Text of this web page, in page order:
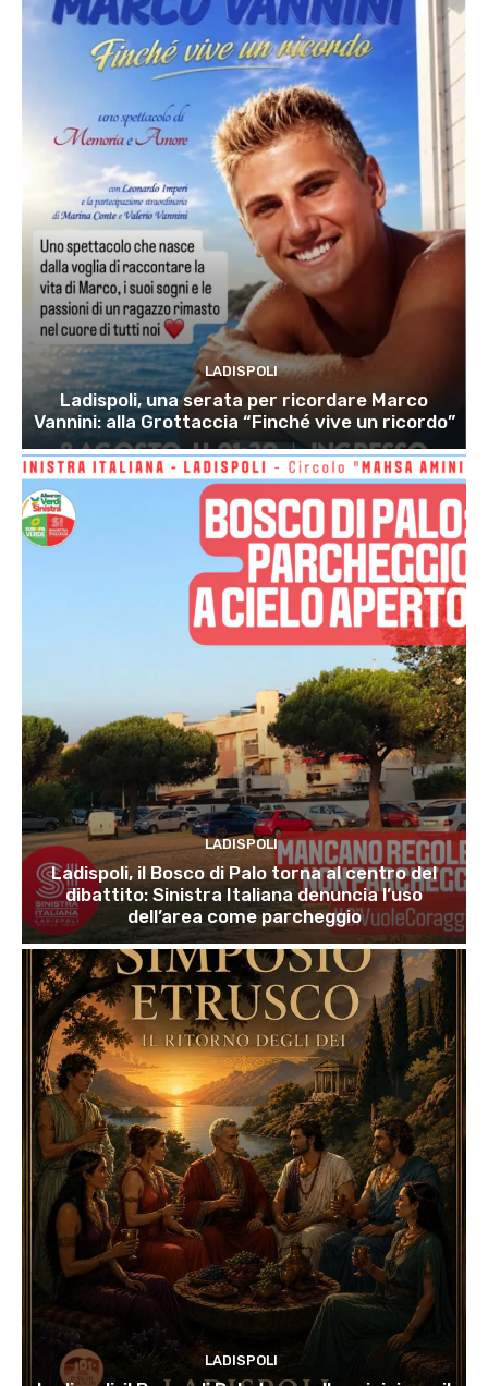
LADISPOLI
Ladispoli, una serata per ricordare Marco
Vannini: alla Grottaccia “Finché vive un ricordo”
LADISPOLI
Ladispoli, il Bosco di Palo torna al centro del
dibattito: Sinistra Italiana denuncia l’uso
dell’area come parcheggio
LADISPOLI